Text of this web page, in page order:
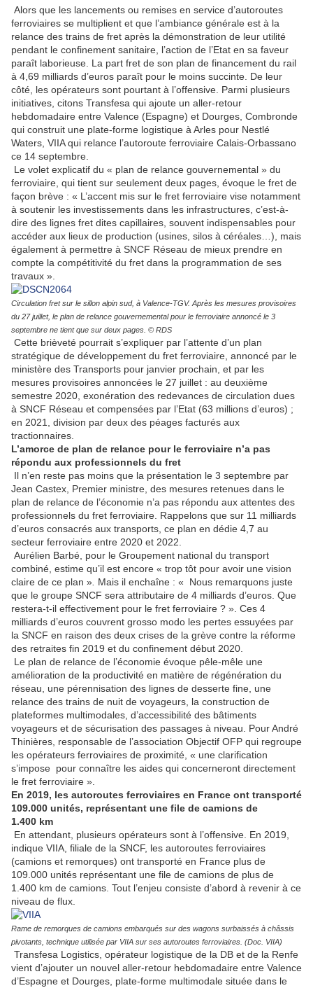
Alors que les lancements ou remises en service d’autoroutes
ferroviaires se multiplient et que l’ambiance générale est à la
relance des trains de fret après la démonstration de leur utilité
pendant le confinement sanitaire, l’action de l’Etat en sa faveur
paraît laborieuse. La part fret de son plan de financement du rail
à 4,69 milliards d’euros paraît pour le moins succinte. De leur
côté, les opérateurs sont pourtant à l’offensive. Parmi plusieurs
initiatives, citons Transfesa qui ajoute un aller-retour
hebdomadaire entre Valence (Espagne) et Dourges, Combronde
qui construit une plate-forme logistique à Arles pour Nestlé
Waters, VIIA qui relance l’autoroute ferroviaire Calais-Orbassano
ce 14 septembre.
Le volet explicatif du « plan de relance gouvernemental » du
ferroviaire, qui tient sur seulement deux pages, évoque le fret de
façon brève : « L’accent mis sur le fret ferroviaire vise notamment
à soutenir les investissements dans les infrastructures, c’est-à-
dire des lignes fret dites capillaires, souvent indispensables pour
accéder aux lieux de production (usines, silos à céréales…), mais
également à permettre à SNCF Réseau de mieux prendre en
compte la compétitivité du fret dans la programmation de ses
travaux ».
Circulation fret sur le sillon alpin sud, à Valence-TGV. Après les mesures provisoires
du 27 juillet, le plan de relance gouvernemental pour le ferroviaire annoncé le 3
septembre ne tient que sur deux pages. © RDS
Cette brièveté pourrait s’expliquer par l’attente d’un plan
stratégique de développement du fret ferroviaire, annoncé par le
ministère des Transports pour janvier prochain, et par les
mesures provisoires annoncées le 27 juillet : au deuxième
semestre 2020, exonération des redevances de circulation dues
à SNCF Réseau et compensées par l’Etat (63 millions d’euros) ;
en 2021, division par deux des péages facturés aux
tractionnaires.
L’amorce de plan de relance pour le ferroviaire n’a pas
répondu aux professionnels du fret
Il n’en reste pas moins que la présentation le 3 septembre par
Jean Castex, Premier ministre, des mesures retenues dans le
plan de relance de l’économie n’a pas répondu aux attentes des
professionnels du fret ferroviaire. Rappelons que sur 11 milliards
d’euros consacrés aux transports, ce plan en dédie 4,7 au
secteur ferroviaire entre 2020 et 2022.
Aurélien Barbé, pour le Groupement national du transport
combiné, estime qu’il est encore « trop tôt pour avoir une vision
claire de ce plan » Mais il enchaîne : « Nous remarquons juste
que le groupe SNCF sera attributaire de 4 milliards d’euros. Que
restera-t-il effectivement pour le fret ferroviaire ? ». Ces 4
milliards d’euros couvrent grosso modo les pertes essuyées par
la SNCF en raison des deux crises de la grève contre la réforme
des retraites fin 2019 et du confinement début 2020.
Le plan de relance de l’économie évoque pêle-mêle une
amélioration de la productivité en matière de régénération du
réseau, une pérennisation des lignes de desserte fine, une
relance des trains de nuit de voyageurs, la construction de
plateformes multimodales, d’accessibilité des bâtiments
voyageurs et de sécurisation des passages à niveau. Pour André
Thinières, responsable de l’association Objectif OFP qui regroupe
les opérateurs ferroviaires de proximité, « une clarification
s’impose pour connaître les aides qui concerneront directement
le fret ferroviaire ».
En 2019, les autoroutes ferroviaires en France ont transporté
109.000 unités, représentant une file de camions de
1.400 km
En attendant, plusieurs opérateurs sont à l’offensive. En 2019,
indique VIIA, filiale de la SNCF, les autoroutes ferroviaires
(camions et remorques) ont transporté en France plus de
109.000 unités représentant une file de camions de plus de
1.400 km de camions. Tout l’enjeu consiste d’abord à revenir à ce
niveau de flux.
Rame de remorques de camions embarqués sur des wagons surbaissés à châssis
pivotants, technique utilisée par VIIA sur ses autoroutes ferroviaires. (Doc. VIIA)
Transfesa Logistics, opérateur logistique de la DB et de la Renfe
vient d’ajouter un nouvel aller-retour hebdomadaire entre Valence
d’Espagne et Dourges, plate-forme multimodale située dans le